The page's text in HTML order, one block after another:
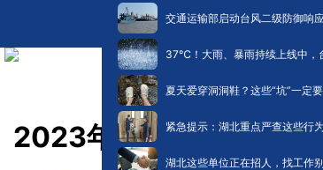
交通运输部启动台风二级防御响
​37℃！大雨、暴雨持续上线中，
夏天爱穿洞洞鞋？这些“坑”一定要
紧急提示：湖北重点严查这些行为
湖北这些单位正在招人，找工作
2023年大豆重迎茬应对